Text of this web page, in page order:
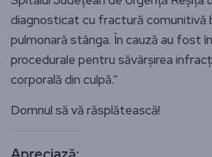
diagnosticat cu fractură comunitivă
pulmonară stânga. În cauză au fost
procedurale pentru săvârşirea
corporală din culpă.”
Domnul să vă răsplătească!